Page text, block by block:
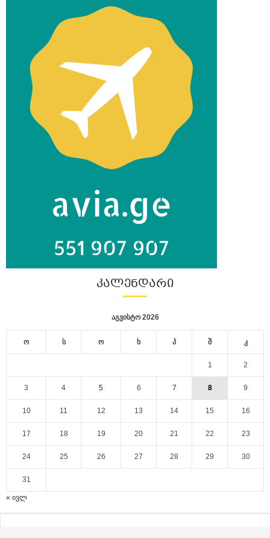
ᲙᲐᲚᲔᲜᲓᲐᲠᲘ
აგვისტო 2026
ო ს ო ხ პ შ კ
1 2
3 4 5 6 7 8 9
10 11 12 13 14 15 16
17 18 19 20 21 22 23
24 25 26 27 28 29 30
31
« ივლ